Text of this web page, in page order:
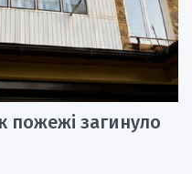
пожежі загинуло